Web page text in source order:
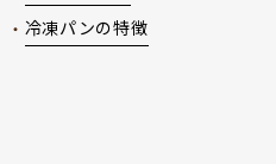
冷凍パンの特徴